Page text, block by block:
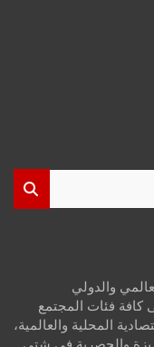
والدولي
كافة فئات المجتمع
المحلية والعالمية،